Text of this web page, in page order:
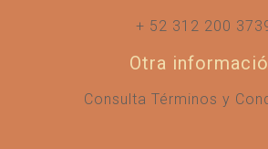
+ 52 312 200
Otra
Consulta Términos y